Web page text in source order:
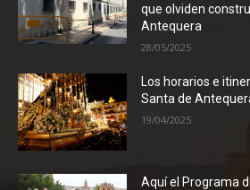
que olviden
Antequera
28/05/2025
Los horarios e
Santa de
19/04/2025
Aquí el Programa